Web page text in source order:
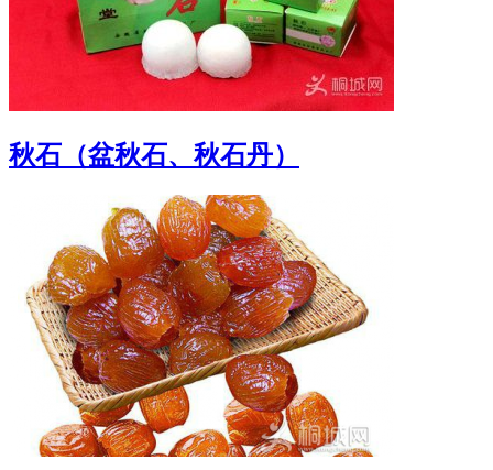
秋石（盆秋石、秋石丹）